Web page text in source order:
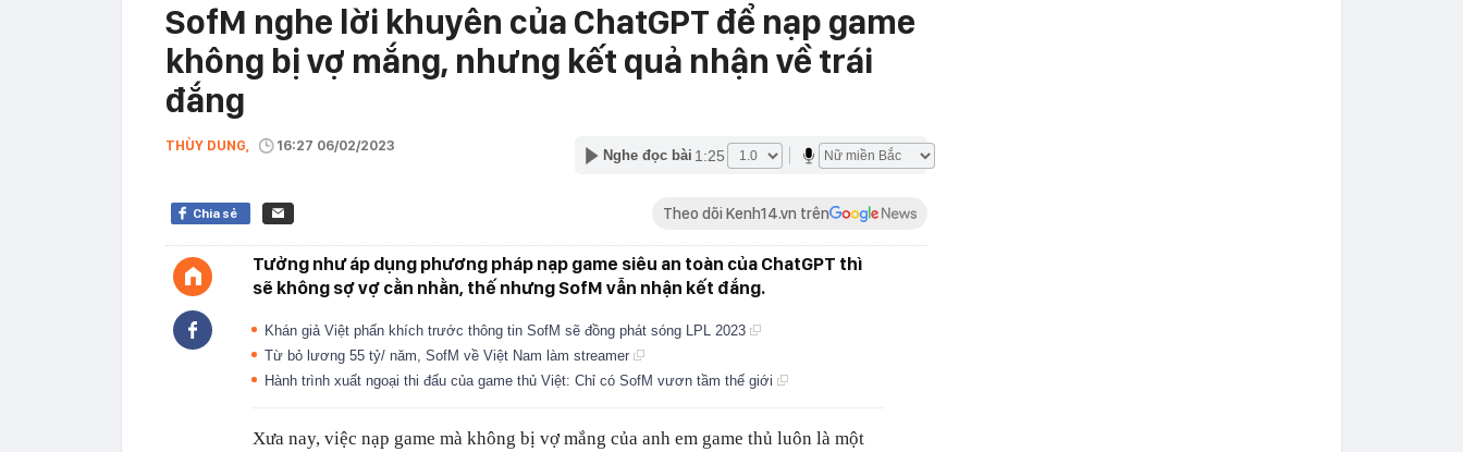
SofM nghe lời khuyên của ChatGPT để nạp game
không bị vợ mắng, nhưng kết quả nhận về trái
đắng
THÙY DUNG, 16:27 06/02/2023
Nghe đọc bài 1:25
Chia sẻ Theo dõi Kenh14.vn trên
Tưởng như áp dụng phương pháp nạp game siêu an toàn của ChatGPT thì
sẽ không sợ vợ cằn nhằn, thế nhưng SofM vẫn nhận kết đắng.
Khán giả Việt phấn khích trước thông tin SofM sẽ đồng phát sóng LPL 2023
Từ bỏ lương 55 tỷ/ năm, SofM về Việt Nam làm streamer
Hành trình xuất ngoại thi đấu của game thủ Việt: Chỉ có SofM vươn tầm thế giới
Xưa nay, việc nạp game mà không bị vợ mắng của anh em game thủ luôn là một